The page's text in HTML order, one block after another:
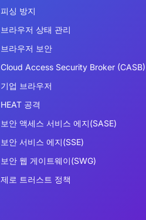
피싱 방지
브라우저 상태 관리
브라우저 보안
Cloud Access Security Broker (CASB)
기업 브라우저
HEAT 공격
보안 액세스 서비스 에지(SASE)
보안 서비스 에지(SSE)
보안 웹 게이트웨이(SWG)
제로 트러스트 정책